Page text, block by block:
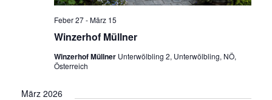
Winzerhof Müllner
Feber 27-März 15
Winzerhof Müllner Unterwölbling 2, Unterwölbling, NÖ,
Österreich
März 2026